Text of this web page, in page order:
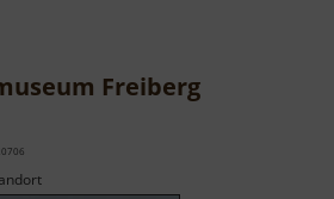
Freiberg